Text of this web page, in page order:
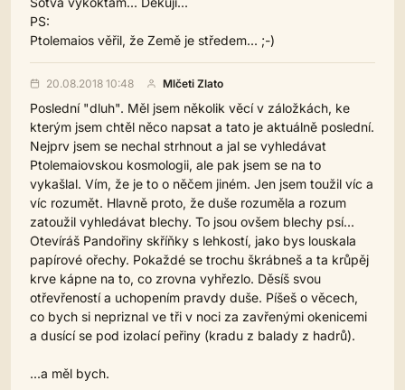
PS:
Ptolemaios věřil, že Země je středem... ;-)
20.08.2018 10:48 Mlčeti Zlato
Poslední "dluh". Měl jsem několik věcí v záložkách, ke
kterým jsem chtěl něco napsat a tato je aktuálně poslední.
Nejprv jsem se nechal strhnout a jal se vyhledávat
Ptolemaiovskou kosmologii, ale pak jsem se na to
vykašlal. Vím, že je to o něčem jiném. Jen jsem toužil víc a
víc rozumět. Hlavně proto, že duše rozuměla a rozum
zatoužil vyhledávat blechy. To jsou ovšem blechy psí...
Otevíráš Pandořiny skříňky s lehkostí, jako bys louskala
papírové ořechy. Pokaždé se trochu škrábneš a ta krůpěj
krve kápne na to, co zrovna vyhřezlo. Děsíš svou
otřevřeností a uchopením pravdy duše. Píšeš o věcech,
co bych si nepriznal ve tři v noci za zavřenými okenicemi
a dusící se pod izolací peřiny (kradu z balady z hadrů).
...a měl bych.